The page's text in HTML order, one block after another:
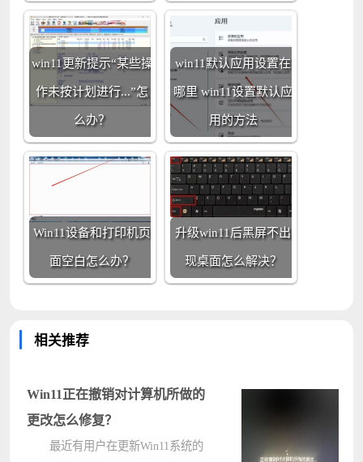
win11更新提示“某些操
作未按计划进行...”怎
么办？
win11默认应用设置在
哪里 win11设置默认应
用的方法
Win11设备和打印机页
面空白怎么办？
升级win11后黑屏不出
现桌面怎么解决？
相关推荐
Win11正在撤销对计算机所做的
更改怎么修复？
最近有用户在更新Win11系统的